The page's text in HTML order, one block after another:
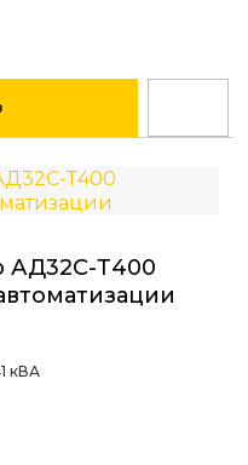
АД32С-Т400
кВА